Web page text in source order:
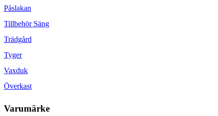
Påslakan
Tillbehör Säng
Trädgård
Tyger
Vaxduk
Överkast
Varumärke